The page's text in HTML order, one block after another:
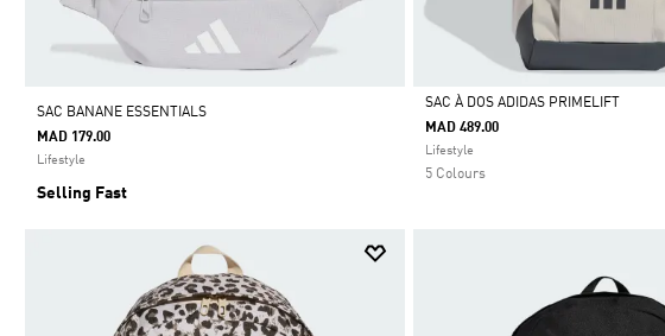
SAC BANANE ESSENTIALS
MAD 179.00
Lifestyle
Selling Fast
Selected
SAC À DOS ADIDAS PRIMELIFT
MAD 489.00
Lifestyle
5 Colours